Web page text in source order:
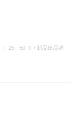
： 25 - 50 ％ / 新品出品者